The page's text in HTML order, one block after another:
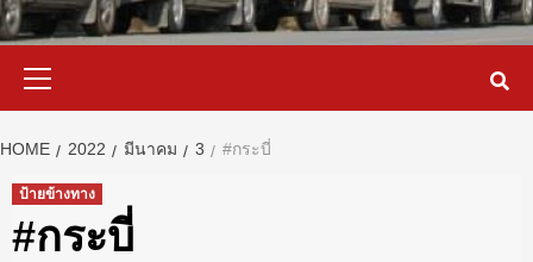
HOME 2022 มีนาคม 3 #กระบี่
ป้ายข้างทาง
#กระบี่